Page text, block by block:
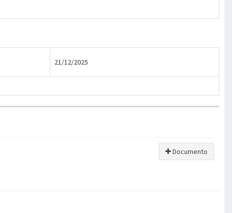
21/12/2025
Documento